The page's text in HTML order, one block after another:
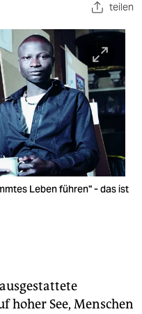
teilen
Leben führen" - das ist
See, Menschen